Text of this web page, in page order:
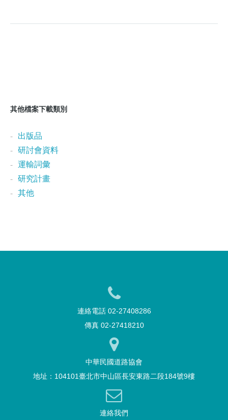
其他檔案下載類別
出版品
研討會資料
運輸詞彙
研究計畫
其他
連絡電話 02-27408286
傳真 02-27418210
中華民國道路協會
地址：104101臺北市中山區長安東路二段184號9樓
連絡我們